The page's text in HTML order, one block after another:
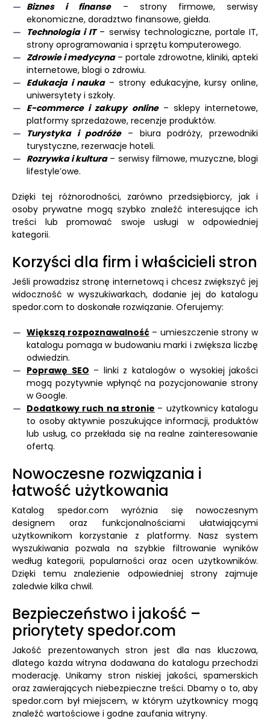
Biznes i finanse– strony firmowe, serwisy
ekonomiczne, doradztwo finansowe, giełda.
Technologia i IT– serwisy technologiczne, portale IT,
strony oprogramowania i sprzętu komputerowego.
Zdrowie i medycyna– portale zdrowotne, kliniki, apteki
internetowe, blogi o zdrowiu.
Edukacja i nauka– strony edukacyjne, kursy online,
uniwersytety i szkoły.
E-commerce i zakupy online– sklepy internetowe,
platformy sprzedażowe, recenzje produktów.
Turystyka i podróże– biura podróży, przewodniki
turystyczne, rezerwacje hoteli.
Rozrywka i kultura– serwisy filmowe, muzyczne, blogi
lifestyle’owe.
Dzięki tej różnorodności, zarówno przedsiębiorcy, jak i
osoby prywatne mogą szybko znaleźć interesujące ich
treści lub promować swoje usługi w odpowiedniej
kategorii.
Korzyści dla firm i właścicieli stron
Jeśli prowadzisz stronę internetową i chcesz zwiększyć jej
widoczność w wyszukiwarkach, dodanie jej do katalogu
spedor.com to doskonałe rozwiązanie. Oferujemy:
Większą rozpoznawalność – umieszczenie strony w
katalogu pomaga w budowaniu marki i zwiększa liczbę
odwiedzin.
Poprawę SEO – linki z katalogów o wysokiej jakości
mogą pozytywnie wpłynąć na pozycjonowanie strony
w Google.
Dodatkowy ruch na stronie – użytkownicy katalogu
to osoby aktywnie poszukujące informacji, produktów
lub usług, co przekłada się na realne zainteresowanie
ofertą.
Nowoczesne rozwiązania i
łatwość użytkowania
Katalog spedor.com wyróżnia się nowoczesnym
designem oraz funkcjonalnościami ułatwiającymi
użytkownikom korzystanie z platformy. Nasz system
wyszukiwania pozwala na szybkie filtrowanie wyników
według kategorii, popularności oraz ocen użytkowników.
Dzięki temu znalezienie odpowiedniej strony zajmuje
zaledwie kilka chwil.
Bezpieczeństwo i jakość –
priorytety spedor.com
Jakość prezentowanych stron jest dla nas kluczowa,
dlatego każda witryna dodawana do katalogu przechodzi
moderację. Unikamy stron niskiej jakości, spamerskich
oraz zawierających niebezpieczne treści. Dbamy o to, aby
spedor.com był miejscem, w którym użytkownicy mogą
znaleźć wartościowe i godne zaufania witryny.